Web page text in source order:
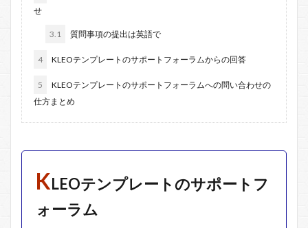
せ
3.1 質問事項の提出は英語で
4 KLEOテンプレートのサポートフォーラムからの回答
5
KLEOテンプレートのサポートフォーラムへの問い合わせの
仕方まとめ
KLEOテンプレートのサポートフ
ォーラム